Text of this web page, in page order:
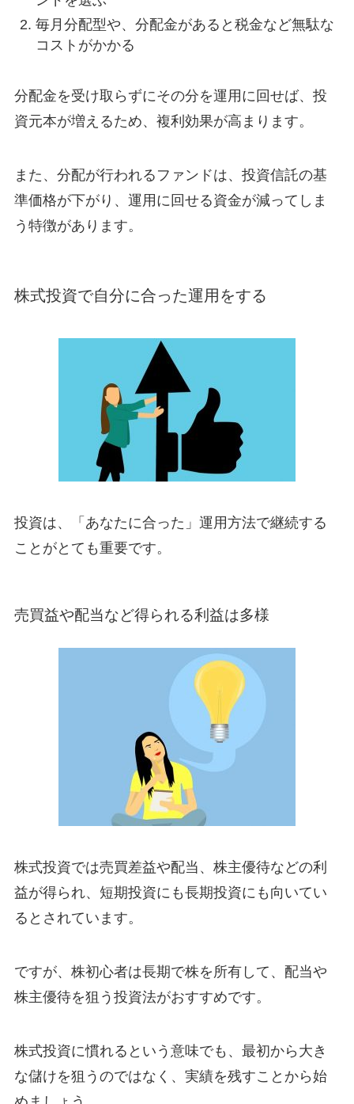
毎月分配型や、分配金があると税金など無駄な
コストがかかる
分配金を受け取らずにその分を運用に回せば、投
資元本が増えるため、複利効果が高まります。
また、分配が行われるファンドは、投資信託の基
準価格が下がり、運用に回せる資金が減ってしま
う特徴があります。
株式投資で自分に合った運用をする
投資は、「あなたに合った」運用方法で継続する
ことがとても重要です。
売買益や配当など得られる利益は多様
株式投資では売買差益や配当、株主優待などの利
益が得られ、短期投資にも長期投資にも向いてい
るとされています。
ですが、株初心者は長期で株を所有して、配当や
株主優待を狙う投資法がおすすめです。
株式投資に慣れるという意味でも、最初から大き
な儲けを狙うのではなく、実績を残すことから始